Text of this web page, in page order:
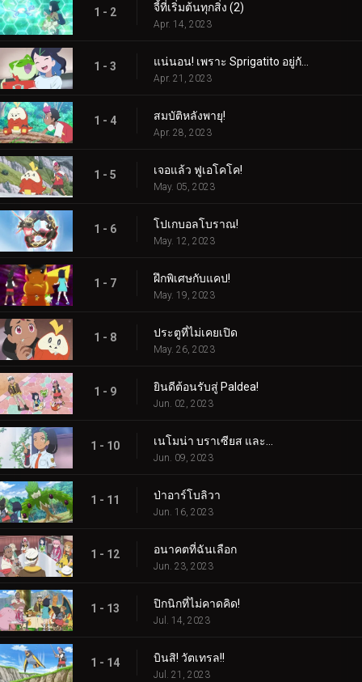
1 - 2 จี้ที่เริ่มต้นทุกสิ่ง (2)
Apr. 14, 2023
1 - 3
Apr. 21, 2023
1 - 4 สมบัติหลังพายุ!
Apr. 28, 2023
1 - 5 เจอแล้ว ฟูเอโคโค!
May. 05, 2023
1 - 6 โปเกบอลโบราณ!
May. 12, 2023
1 - 7 ฝึกพิเศษกับแคป!
May. 19, 2023
1 - 8 ประตูที่ไม่เคยเปิด
May. 26, 2023
1 - 9 ยินดีต้อนรับสู่ Paldea!
Jun. 02, 2023
1 - 10 เนโมน่า บราเซียส และ...
Jun. 09, 2023
1 - 11 ป่าอาร์โบลิวา
Jun. 16, 2023
1 - 12 อนาคตที่ฉันเลือก
Jun. 23, 2023
1 - 13 ปิกนิกที่ไม่คาดคิด!
Jul. 14, 2023
1 - 14 บินสิ! วัตเทรล!!
Jul. 21, 2023